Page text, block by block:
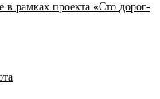
рамках проекта «Сто дорог-